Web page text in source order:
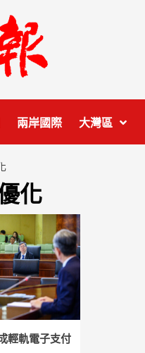
兩岸國際 大灣區
化
輕軌電子支付